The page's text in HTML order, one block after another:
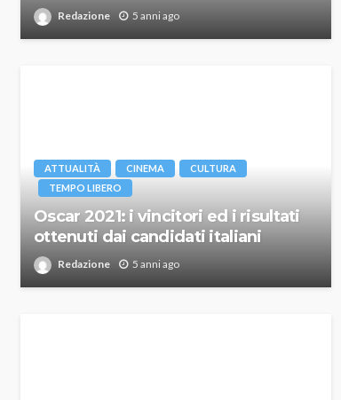
Redazione 5 anni ago
ATTUALITÀ CINEMA
CULTURA
TEMPO LIBERO
Oscar 2021: i vincitori ed i risultati
ottenuti dai candidati italiani
Redazione 5 anni ago